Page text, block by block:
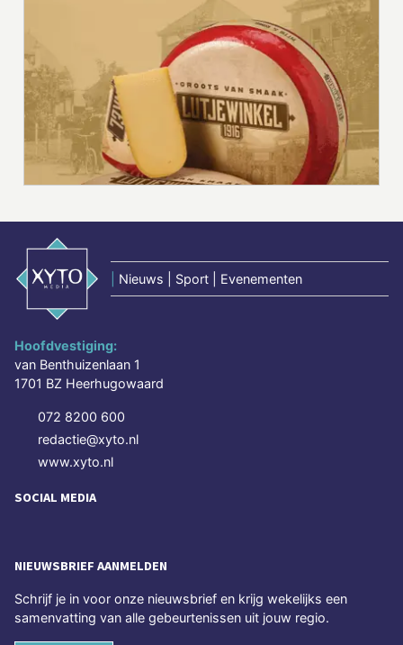
Nieuws | Sport | Evenementen
Hoofdvestiging:
van Benthuizenlaan 1
1701 BZ Heerhugowaard
072 8200 600
redactie@xyto.nl
www.xyto.nl
SOCIAL MEDIA
NIEUWSBRIEF AANMELDEN
Schrijf je in voor onze nieuwsbrief en krijg wekelijks een
samenvatting van alle gebeurtenissen uit jouw regio.